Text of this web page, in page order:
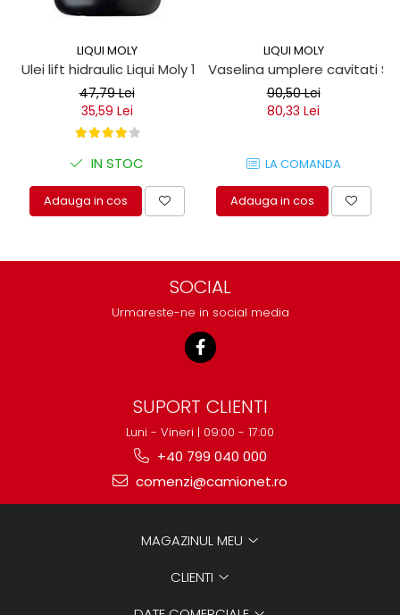
LIQUI MOLY
Ulei lift hidraulic Liqui Moly 1 litru
47,79 Lei
35,59 Lei
IN STOC
Adauga in cos
LIQUI MOLY
Vaselina umplere cavitati
90,50 Lei
80,33 Lei
LA COMANDA
Adauga in cos
SOCIAL
Urmareste-ne in social media
SUPORT CLIENTI
Luni - Vineri | 09:00 - 17:00
+40 799 040 000
comenzi@camionet.ro
MAGAZINUL MEU
CLIENTI